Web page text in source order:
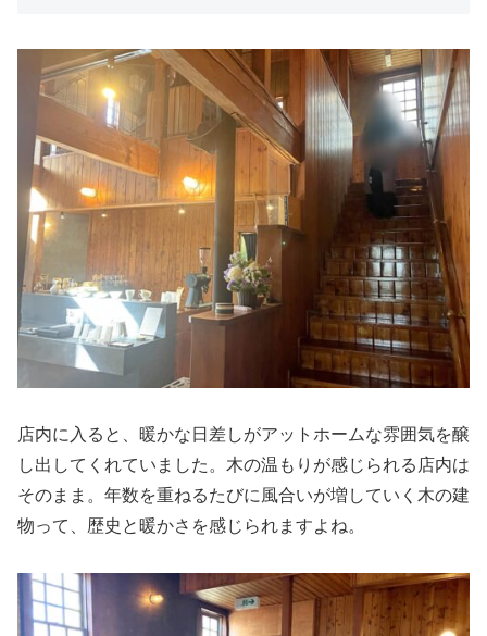
店内に入ると、暖かな日差しがアットホームな雰囲気を醸
し出してくれていました。木の温もりが感じられる店内は
そのまま。年数を重ねるたびに風合いが増していく木の建
物って、歴史と暖かさを感じられますよね。